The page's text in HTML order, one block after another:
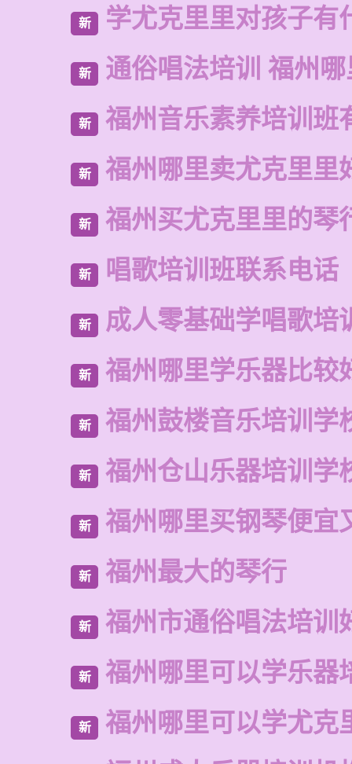
新 学尤克里里对孩子有
新 通俗唱法培训 福州
新 福州音乐素养培训班
新 福州哪里卖尤克里里
新 福州买尤克里里的琴
新 唱歌培训班联系电话
新 成人零基础学唱歌培
新 福州哪里学乐器比较
新 福州鼓楼音乐培训学
新 福州仓山乐器培训学
新 福州哪里买钢琴便宜
新 福州最大的琴行
新 福州市通俗唱法培训
新 福州哪里可以学乐器
新
福州哪里可以学尤克